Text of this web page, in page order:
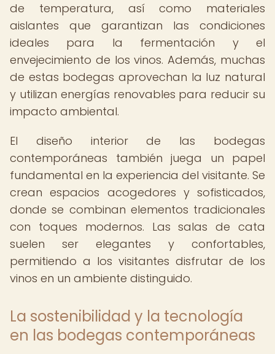
de temperatura, así como materiales
aislantes que garantizan las condiciones
ideales para la fermentación y el
envejecimiento de los vinos. Además, muchas
de estas bodegas aprovechan la luz natural
y utilizan energías renovables para reducir su
impacto ambiental.
El diseño interior de las bodegas
contemporáneas también juega un papel
fundamental en la experiencia del visitante. Se
crean espacios acogedores y sofisticados,
donde se combinan elementos tradicionales
con toques modernos. Las salas de cata
suelen ser elegantes y confortables,
permitiendo a los visitantes disfrutar de los
vinos en un ambiente distinguido.
La sostenibilidad y la tecnología
en las bodegas contemporáneas